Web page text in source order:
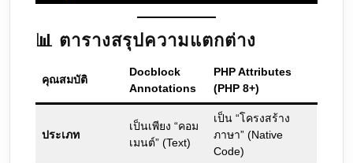
📊 ตารางสรุปความแตกต่าง
คุณสมบัติ
Docblock
Annotations
PHP Attributes
(PHP 8+)
ประเภท
เป็นเพียง “คอม
เมนต์” (Text)
เป็น “โครงสร้าง
ภาษา” (Native
Code)